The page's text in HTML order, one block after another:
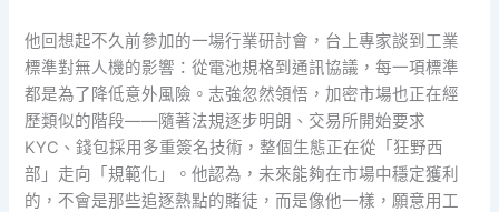
他回想起不久前參加的一場行業研討會，台上專家談到工業
標準對無人機的影響：從電池規格到通訊協議，每一項標準
都是為了降低意外風險。志強忽然領悟，加密市場也正在經
歷類似的階段——隨著法規逐步明朗、交易所開始要求
KYC、錢包採用多重簽名技術，整個生態正在從「狂野西
部」走向「規範化」。他認為，未來能夠在市場中穩定獲利
的，不會是那些追逐熱點的賭徒，而是像他一樣，願意用工